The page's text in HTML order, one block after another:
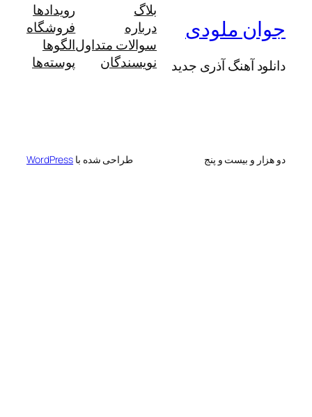
ملودی
آذری جدید
درباره
سوالات متداول
نویسندگان
رویدادها
فروشگاه
الگوها
پوسته‌ها
بیست و پنج WordPress